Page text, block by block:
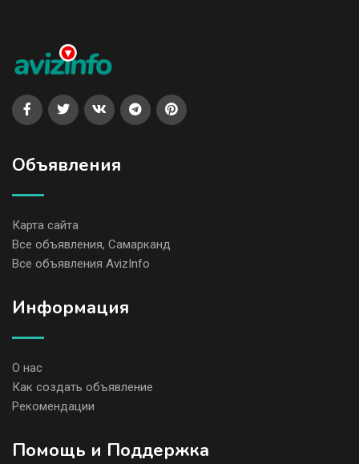
Объявления
Карта сайта
Все объявления, Самарканд
Все объявления AvizInfo
Информация
О нас
Как создать объявление
Рекомендации
Помощь и Поддержка